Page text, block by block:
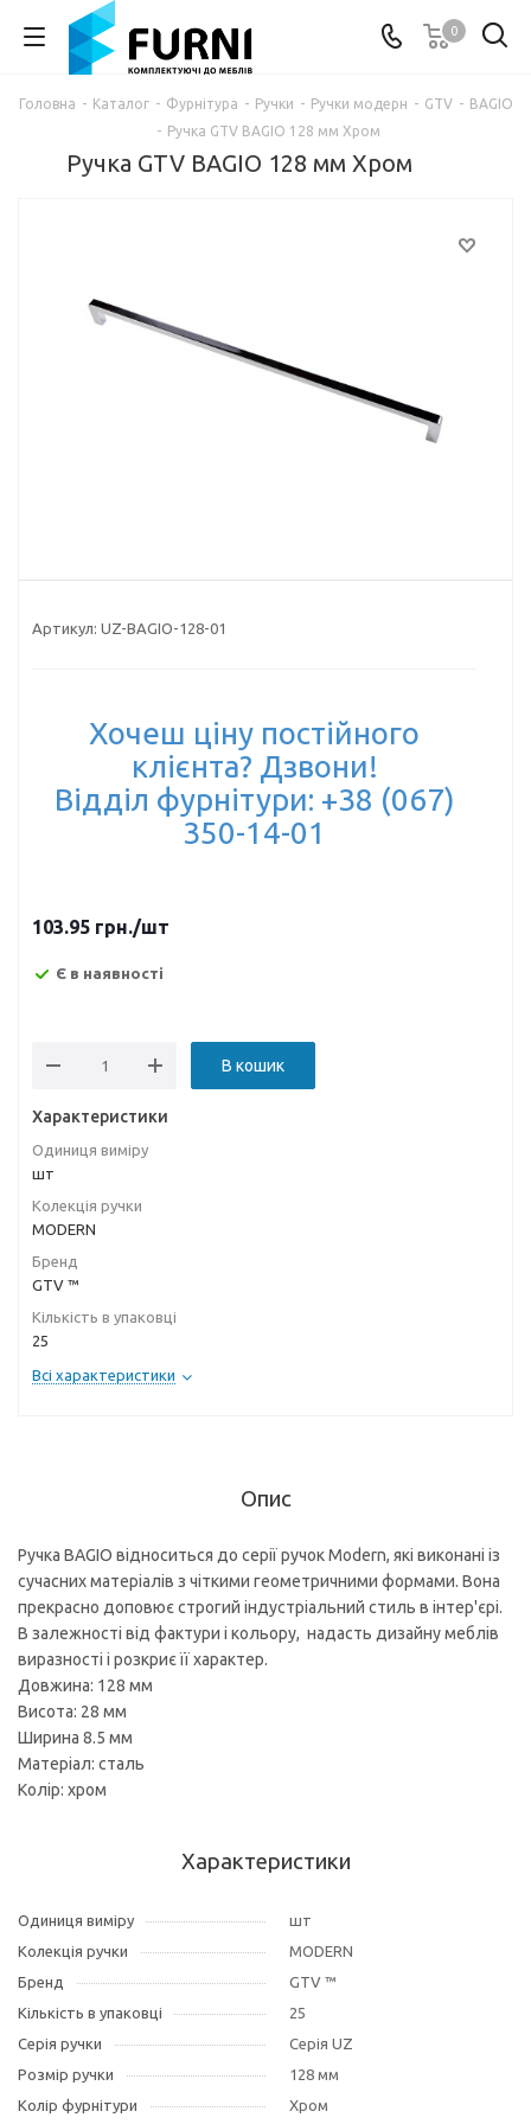
0
Головна - Каталог - Фурнітура - Ручки - Ручки модерн - GTV - BAGIO
- Ручка GTV BAGIO 128 мм Хром
Ручка GTV BAGIO 128 мм Хром
Артикул: UZ-BAGIO-128-01
Хочеш ціну постійного
клієнта? Дзвони!
Відділ фурнітури: +38 (067)
350-14-01
103.95 грн./шт
Є в наявності
В кошик
Характеристики
Одиниця виміру
шт
Колекція ручки
MODERN
Бренд
GTV ™
Кількість в упаковці
25
Всі характеристики
Опис
Ручка BAGIO відноситься до серії ручок Modern, які виконані із
сучасних матеріалів з чіткими геометричними формами. Вона
прекрасно доповює строгий індустріальний стиль в інтер'єрі.
В залежності від фактури і кольору, надасть дизайну меблів
виразності і розкриє її характер.
Довжина: 128 мм
Висота: 28 мм
Ширина 8.5 мм
Матеріал: сталь
Колір: хром
Характеристики
Одиниця виміру
шт
Колекція ручки
MODERN
Бренд
GTV ™
Кількість в упаковці
25
Серія ручки
Серія UZ
Розмір ручки
128 мм
Колір фурнітури
Хром